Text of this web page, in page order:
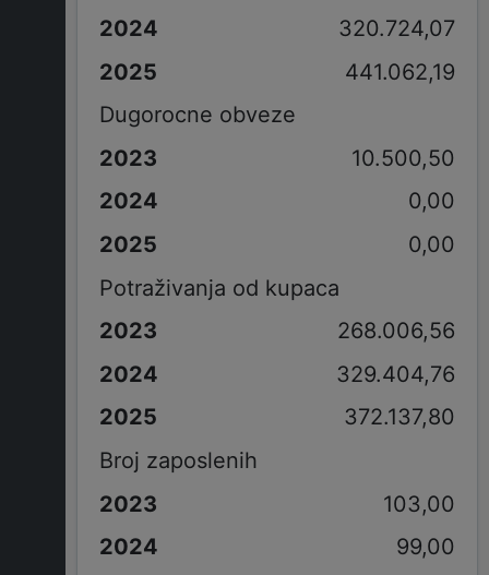
320.724,07
441.062,19
Dugorocne obveze
10.500,50
0,00
0,00
Potraživanja od kupaca
268.006,56
329.404,76
372.137,80
Broj zaposlenih
103,00
99,00